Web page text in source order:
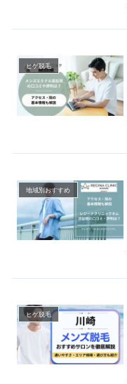
ヒゲ脱毛
地域別おすすめ
ヒゲ脱毛